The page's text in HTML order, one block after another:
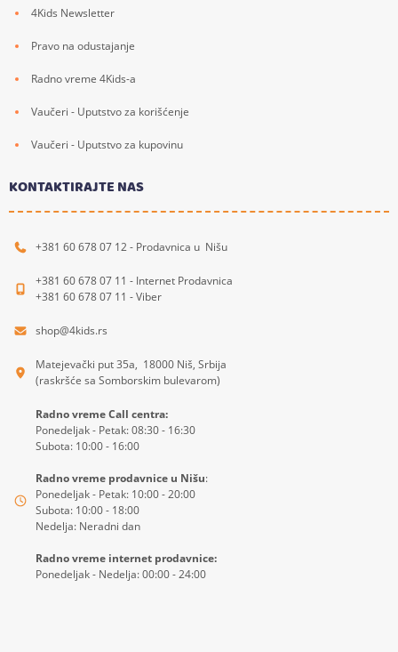
4Kids Newsletter
Pravo na odustajanje
Radno vreme 4Kids-a
Vaučeri - Uputstvo za korišćenje
Vaučeri - Uputstvo za kupovinu
KONTAKTIRAJTE NAS
+381 60 678 07 12 - Prodavnica u Nišu
+381 60 678 07 11 - Internet Prodavnica
+381 60 678 07 11 - Viber
shop@4kids.rs
Matejevački put 35a, 18000 Niš, Srbija
(raskršće sa Somborskim bulevarom)
Radno vreme Call centra:
Ponedeljak - Petak: 08:30 - 16:30
Subota: 10:00 - 16:00
Radno vreme prodavnice u Nišu:
Ponedeljak - Petak: 10:00 - 20:00
Subota: 10:00 - 18:00
Nedelja: Neradni dan
Radno vreme internet prodavnice:
Ponedeljak - Nedelja: 00:00 - 24:00